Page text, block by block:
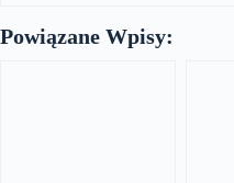
Powiązane Wpisy: